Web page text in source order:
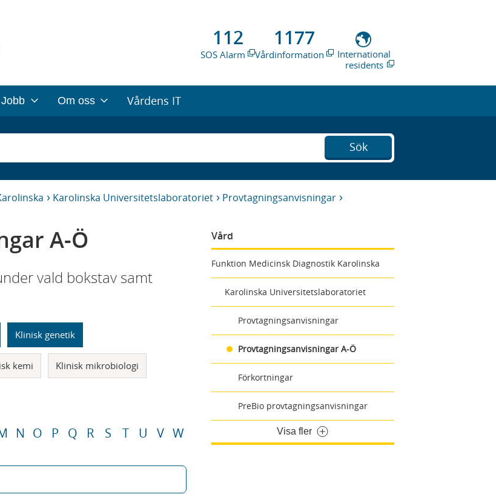
112
SOS Alarm
1177
Vårdinformation
International
residents
Jobb Om oss Vårdens IT
Sök
Karolinska Universitetslaboratoriet Provtagningsanvisningar
Vård
Funktion Medicinsk Diagnostik Karolinska
Karolinska Universitetslaboratoriet
Provtagningsanvisningar
Provtagningsanvisningar A-Ö
Förkortningar
PreBio provtagningsanvisningar
Visa fler
A-Ö
vald bokstav samt
Klinisk genetik
kemi Klinisk mikrobiologi
N O P Q R S T U V W